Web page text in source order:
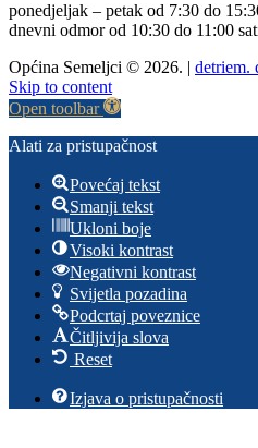
ponedjeljak – petak od 7:30 do
dnevni odmor od 10:30 do 11:00
Općina Semeljci © 2026. | detriem.
Skip to content
Open toolbar
Alati za pristupačnost
Povećaj tekst
Smanji tekst
Ukloni boje
Visoki kontrast
Negativni kontrast
Svijetla pozadina
Podcrtaj poveznice
Čitljivija slova
Reset
Izjava o pristupačnosti